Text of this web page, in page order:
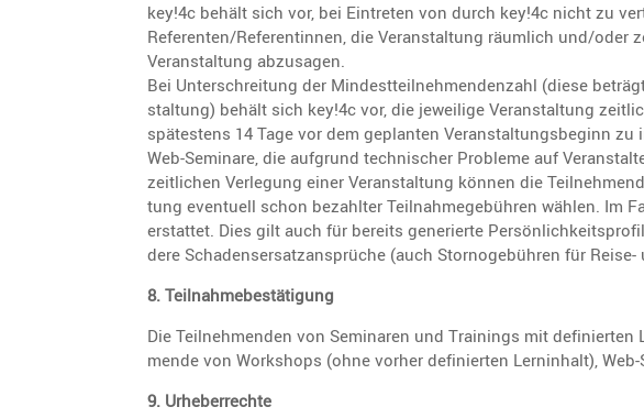
key!4c behält sich vor, bei Eintreten von durch key!4c nicht zu
Referenten/Referentinnen, die Veran­stal­tung räumlich und/oder
Veran­stal­tung abzusagen.
Bei Unter­schrei­tung der Mindest­teil­neh­men­den­zahl (diese
stal­tung) behält sich key!4c vor, die jewei­lige Veran­stal­tung
spätes­tens 14 Tage vor dem geplanten Veran­stal­tungs­be­ginn zu
Web-Seminare, die aufgrund techni­scher Probleme auf
zeitli­chen Verle­gung einer Veran­stal­tung können die
tung eventuell schon bezahlter Teilnah­me­ge­bühren wählen. Im
erstattet. Dies gilt auch für bereits generierte
dere Schadens­er­satz­an­sprüche (auch Storno­ge­bühren für
8. Teilnah­me­be­stä­ti­gung
Die Teilneh­menden von Seminaren und Trainings mit
mende von Workshops (ohne vorher definierten Lernin­halt),
9. Urheber­rechte